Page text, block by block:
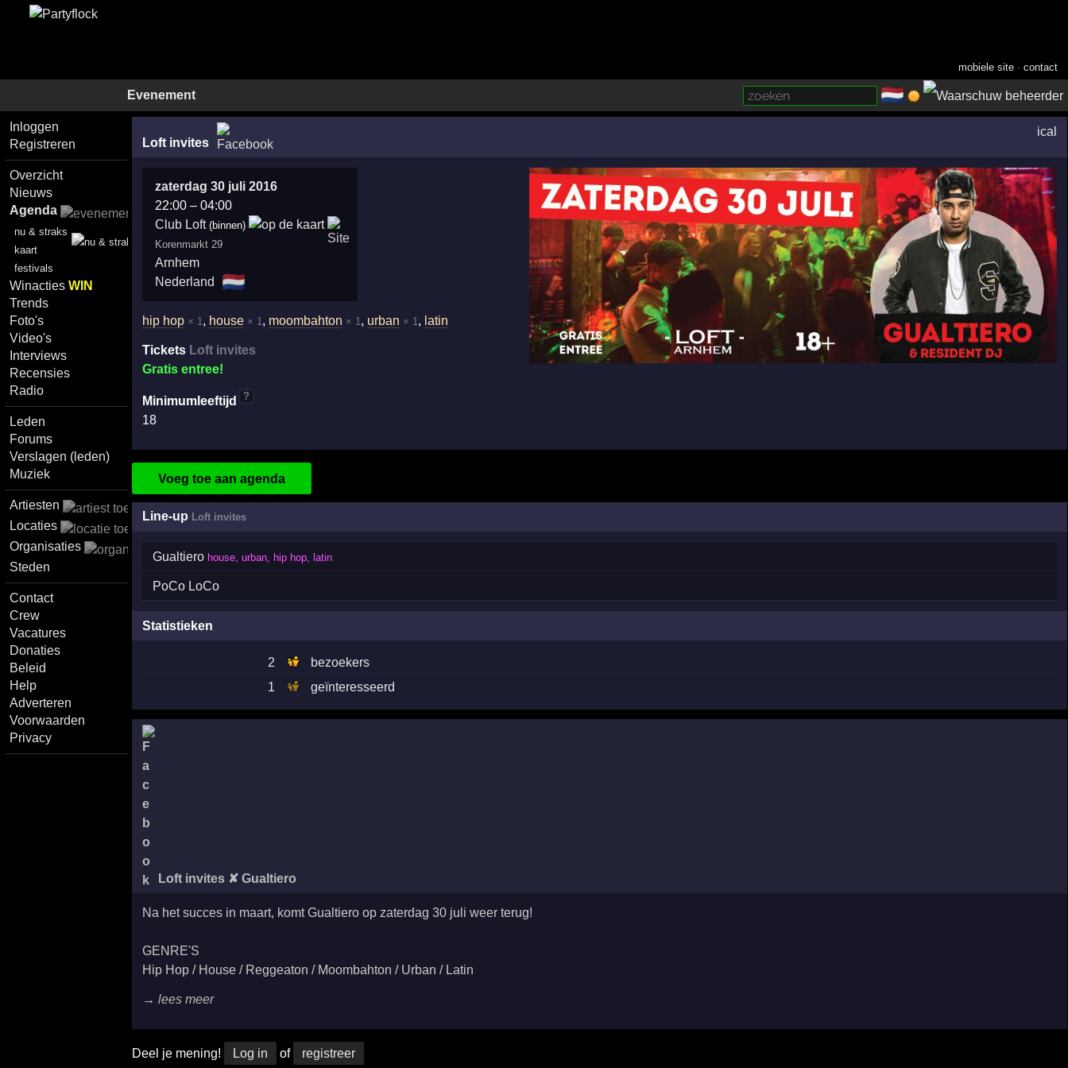
mobiele site ·contact
Evenement 🇳🇱
Inloggen
Registreren
Overzicht
Nieuws
Agenda
nu & straks
kaart
festivals
WinactiesWIN
Trends
Foto's
Video's
Interviews
Recensies
Radio
Leden
Forums
Verslagen (leden)
Muziek
Artiesten
Locaties
Organisaties
Steden
Contact
Crew
Vacatures
Donaties
Beleid
Help
Adverteren
Voorwaarden
Privacy
Loft invites
ical
zaterdag 30 juli 2016
22:00– 04:00
Club Loft (binnen)
Korenmarkt 29
Arnhem
Nederland
🇳🇱
hip hop × 1 , house × 1 , moombahton × 1 , urban × 1 , latin
Tickets Loft invites
Gratis entree!
Minimumleeftijd ?
18
Voeg toe aan agenda
Line-up Loft invites
Gualtiero house, urban, hip hop, latin
PoCo LoCo
Statistieken
2
bezoekers
1
geïnteresseerd
Loft invites ✘ Gualtiero
Na het succes in maart, komt Gualtiero op zaterdag 30 juli weer terug!
GENRE'S
Hip Hop / House / Reggeaton / Moombahton / Urban / Latin
→ lees meer
Deel je mening! Log in of registreer